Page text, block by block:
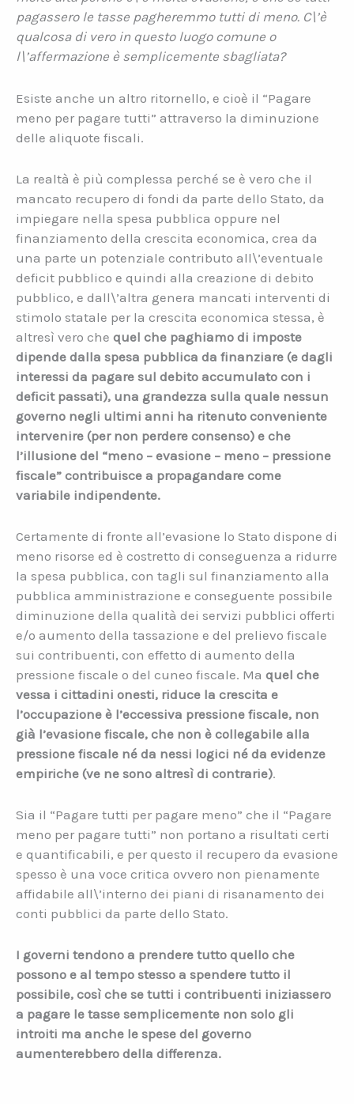
pagassero le tasse pagheremmo tutti di meno. C\’è
qualcosa di vero in questo luogo comune o
l\’affermazione è semplicemente sbagliata?
Esiste anche un altro ritornello, e cioè il “Pagare
meno per pagare tutti” attraverso la diminuzione
delle aliquote fiscali.
La realtà è più complessa perché se è vero che il
mancato recupero di fondi da parte dello Stato, da
impiegare nella spesa pubblica oppure nel
finanziamento della crescita economica, crea da
una parte un potenziale contributo all\’eventuale
deficit pubblico e quindi alla creazione di debito
pubblico, e dall\’altra genera mancati interventi di
stimolo statale per la crescita economica stessa, è
altresì vero che quel che paghiamo di imposte
dipende dalla spesa pubblica da finanziare (e dagli
interessi da pagare sul debito accumulato con i
deficit passati), una grandezza sulla quale nessun
governo negli ultimi anni ha ritenuto conveniente
intervenire (per non perdere consenso) e che
l’illusione del “meno – evasione – meno – pressione
fiscale” contribuisce a propagandare come
variabile indipendente.
Certamente di fronte all’evasione lo Stato dispone di
meno risorse ed è costretto di conseguenza a ridurre
la spesa pubblica, con tagli sul finanziamento alla
pubblica amministrazione e conseguente possibile
diminuzione della qualità dei servizi pubblici offerti
e/o aumento della tassazione e del prelievo fiscale
sui contribuenti, con effetto di aumento della
pressione fiscale o del cuneo fiscale. Ma quel che
vessa i cittadini onesti, riduce la crescita e
l’occupazione è l’eccessiva pressione fiscale, non
già l’evasione fiscale, che non è collegabile alla
pressione fiscale né da nessi logici né da evidenze
empiriche (ve ne sono altresì di contrarie).
Sia il “Pagare tutti per pagare meno” che il “Pagare
meno per pagare tutti” non portano a risultati certi
e quantificabili, e per questo il recupero da evasione
spesso è una voce critica ovvero non pienamente
affidabile all\’interno dei piani di risanamento dei
conti pubblici da parte dello Stato.
I governi tendono a prendere tutto quello che
possono e al tempo stesso a spendere tutto il
possibile, così che se tutti i contribuenti iniziassero
a pagare le tasse semplicemente non solo gli
introiti ma anche le spese del governo
aumenterebbero della differenza.